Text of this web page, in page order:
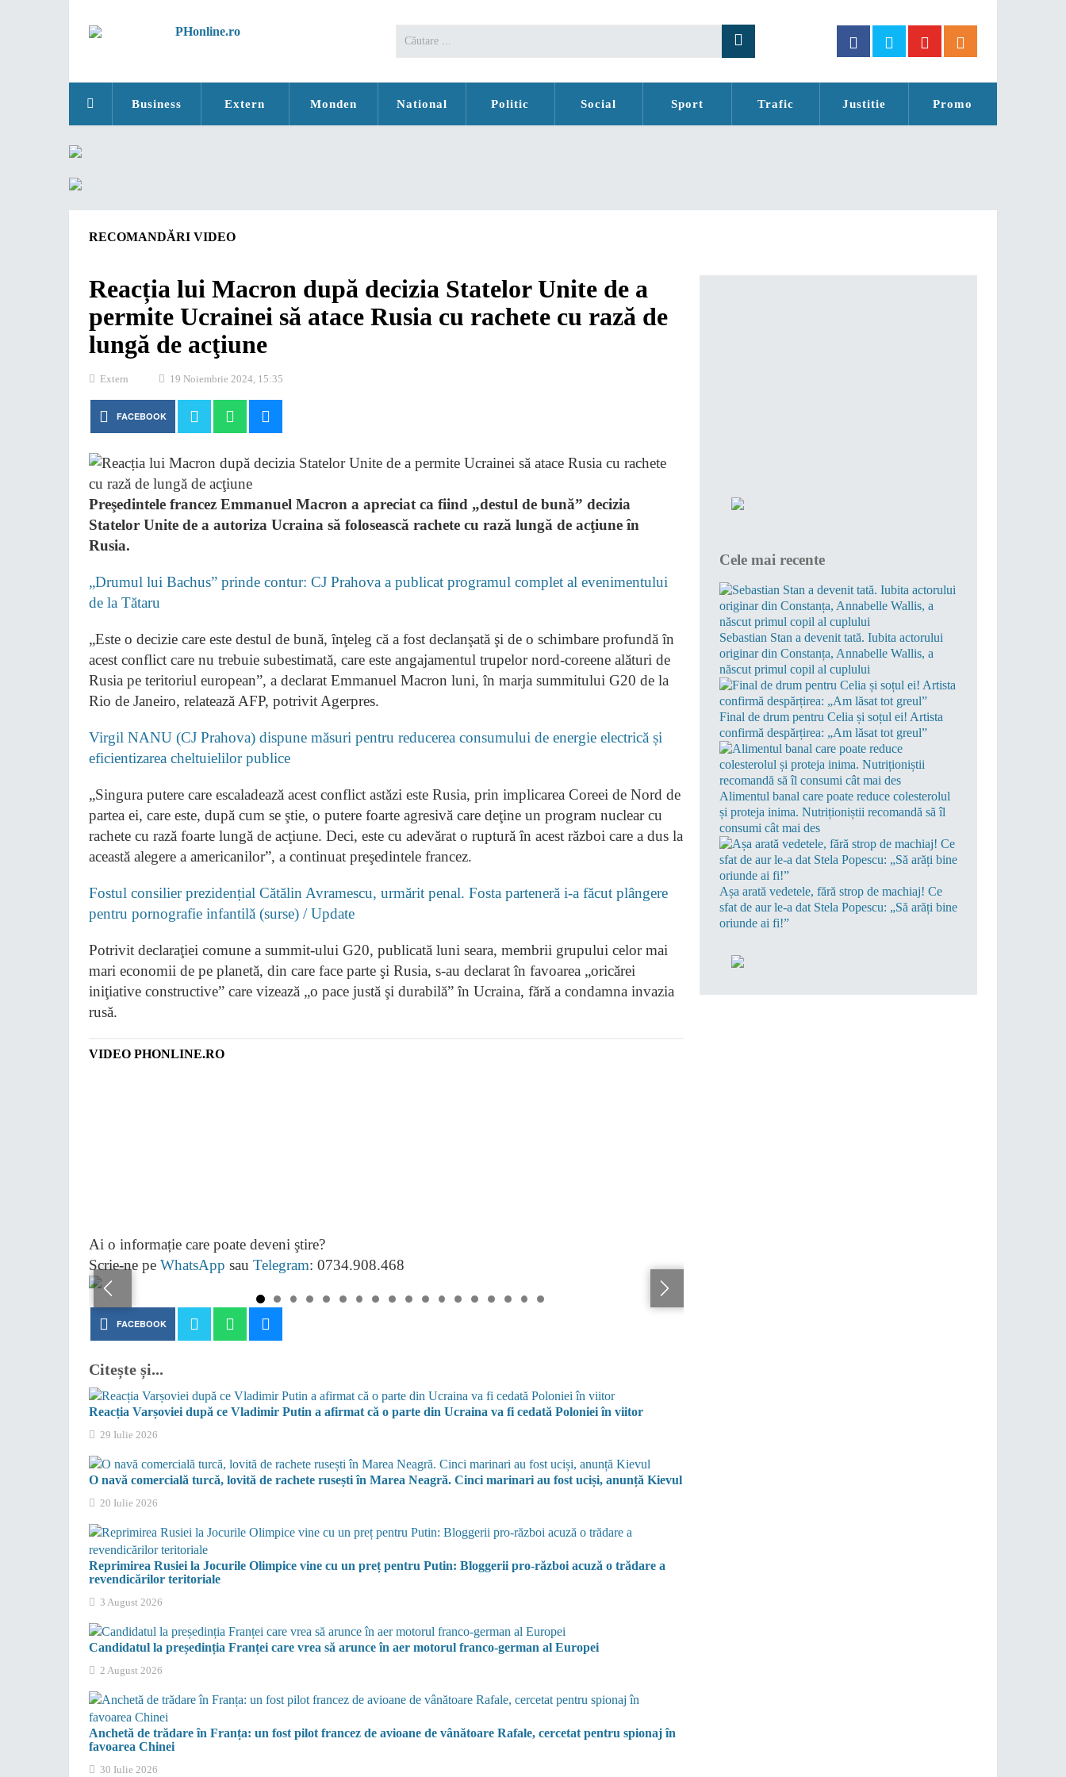
Business Extern Monden National Politic Social Sport Trafic Justitie Promo
RECOMANDĂRI VIDEO
Reacția lui Macron după decizia Statelor Unite de a
permite Ucrainei să atace Rusia cu rachete cu rază de
lungă de acţiune
Extern 19 Noiembrie 2024, 15:35
FACEBOOK
Preşedintele francez Emmanuel Macron a apreciat ca fiind „destul de bună” decizia
Statelor Unite de a autoriza Ucraina să folosească rachete cu rază lungă de acţiune în
Rusia.
„Drumul lui Bachus” prinde contur: CJ Prahova a publicat programul complet al evenimentului
de la Tătaru
„Este o decizie care este destul de bună, înţeleg că a fost declanşată şi de o schimbare profundă în
acest conflict care nu trebuie subestimată, care este angajamentul trupelor nord-coreene alături de
Rusia pe teritoriul european”, a declarat Emmanuel Macron luni, în marja summitului G20 de la
Rio de Janeiro, relatează AFP, potrivit Agerpres.
Virgil NANU (CJ Prahova) dispune măsuri pentru reducerea consumului de energie electrică și
eficientizarea cheltuielilor publice
„Singura putere care escaladează acest conflict astăzi este Rusia, prin implicarea Coreei de Nord de
partea ei, care este, după cum se ştie, o putere foarte agresivă care deţine un program nuclear cu
rachete cu rază foarte lungă de acţiune. Deci, este cu adevărat o ruptură în acest război care a dus la
această alegere a americanilor”, a continuat preşedintele francez.
Fostul consilier prezidențial Cătălin Avramescu, urmărit penal. Fosta parteneră i-a făcut plângere
pentru pornografie infantilă (surse) / Update
Potrivit declaraţiei comune a summit-ului G20, publicată luni seara, membrii grupului celor mai
mari economii de pe planetă, din care face parte şi Rusia, s-au declarat în favoarea „oricărei
iniţiative constructive” care vizează „o pace justă şi durabilă” în Ucraina, fără a condamna invazia
rusă.
VIDEO PHONLINE.RO
Ai o informație care poate deveni ştire?
Scrie-ne pe WhatsApp sau Telegram: 0734.908.468
FACEBOOK
Citește și...
Reacția Varșoviei după ce Vladimir Putin a afirmat că o parte din Ucraina va fi cedată Poloniei în viitor
29 Iulie 2026
O navă comercială turcă, lovită de rachete rusești în Marea Neagră. Cinci marinari au fost uciși, anunță Kievul
20 Iulie 2026
Reprimirea Rusiei la Jocurile Olimpice vine cu un preț pentru Putin: Bloggerii pro-război acuză o trădare a
revendicărilor teritoriale
3 August 2026
Candidatul la președinția Franței care vrea să arunce în aer motorul franco-german al Europei
2 August 2026
Anchetă de trădare în Franța: un fost pilot francez de avioane de vânătoare Rafale, cercetat pentru spionaj în
favoarea Chinei
30 Iulie 2026
Cele mai recente
Sebastian Stan a devenit tată. Iubita actorului
originar din Constanța, Annabelle Wallis, a
născut primul copil al cuplului
Final de drum pentru Celia și soțul ei! Artista
confirmă despărțirea: „Am lăsat tot greul”
Alimentul banal care poate reduce colesterolul
și proteja inima. Nutriționiștii recomandă să îl
consumi cât mai des
Așa arată vedetele, fără strop de machiaj! Ce
sfat de aur le-a dat Stela Popescu: „Să arăți bine
oriunde ai fi!”